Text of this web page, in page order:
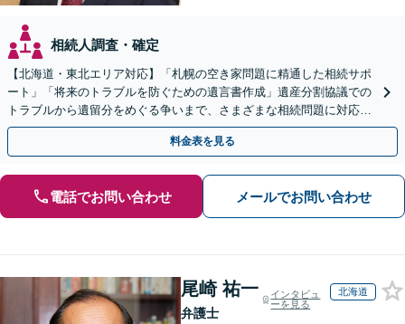
相続人調査・確定
【北海道・東北エリア対応】「札幌の空き家問題に精通した相続サポ
ート」「将来のトラブルを防ぐための遺言書作成」遺産分割協議での
トラブルから遺留分をめぐる争いまで、さまざまな相続問題に対応し
ています「アクセス良好・WEB面談対応で安心の相談」
料金表を見る
電話でお問い合わせ メールでお問い合わせ
尾崎 祐一
弁護士
インタビュ
ーを見る
北海道